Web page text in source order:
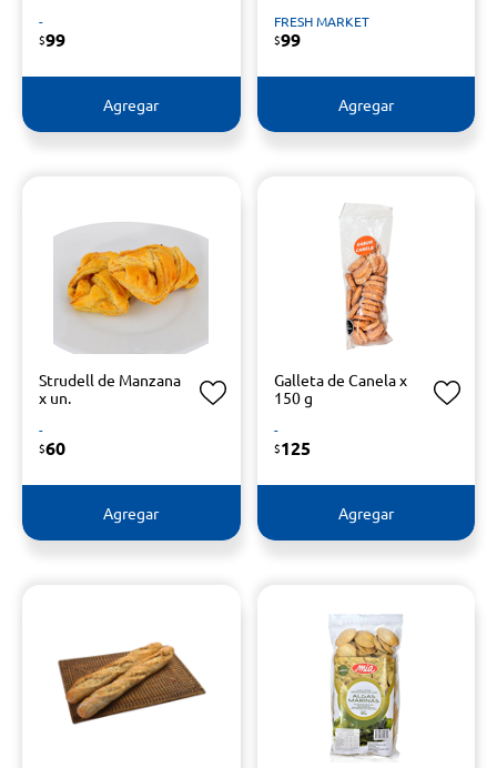
-
$99
Agregar
FRESH MARKET
$99
Agregar
Strudell de Manzana
x un.
-
$60
Agregar
Galleta de Canela x
150 g
-
$125
Agregar